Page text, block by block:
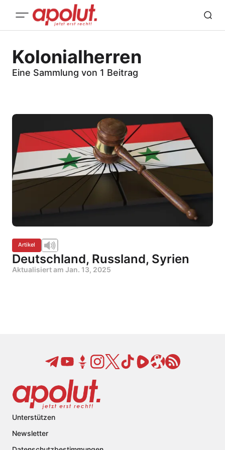
Kolonialherren
Eine Sammlung von 1 Beitrag
Artikel
Deutschland, Russland, Syrien
Aktualisiert am Jan. 13, 2025
Unterstützen
Newsletter